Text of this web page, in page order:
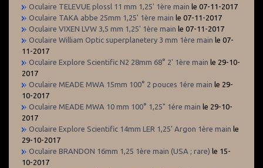
Oculaire TELEVUE plossl 11 mm 1,25' 1ère main le 07-11-2017
Oculaire TAKA abbe 25mm 1,25' 1ère main le 07-11-2017
Oculaire VIXEN LVW 3,5 mm 1,25' 1ère main le 07-11-2017
Oculaire William Optic superplanetery 3 mm 1ère main le 07-
11-2017
Oculaire Explore Scientific N2 28mm 68° 2' 1ère main le 29-10-
2017
Oculaire MEADE MWA 15mm 100° 2 pouces 1ére main le 29-
10-2017
Oculaire MEADE MWA 10 mm 100° 1,25" 1ére main le 29-10-
2017
Oculaire Explore Scientific 14mm LER 1,25' Argon 1ère main le
29-10-2017
Oculaire BRANDON 16mm 1,25 1ère main (USA ; rare) le 15-
10-2017